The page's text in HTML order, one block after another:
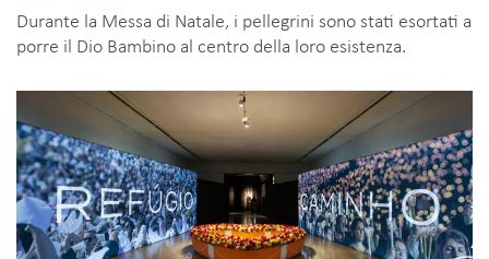
Durante la Messa di Natale, i pellegrini sono stati esortati a
porre il Dio Bambino al centro della loro esistenza.